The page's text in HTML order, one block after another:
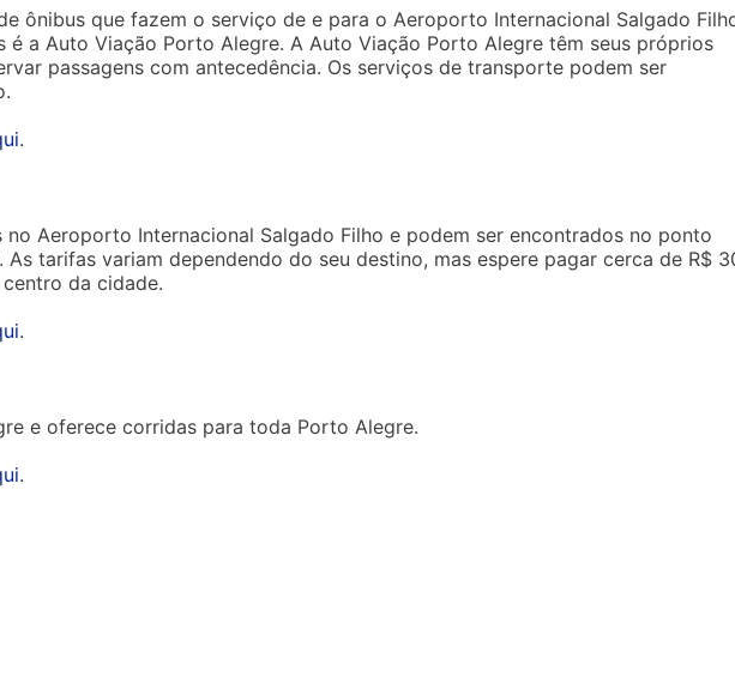
ônibus que fazem o serviço de e para o Aeroporto Internacional Salgado
é a Auto Viação Porto Alegre. A Auto Viação Porto Alegre têm seus próprios
passagens com antecedência. Os serviços de transporte podem ser
.
no Aeroporto Internacional Salgado Filho e podem ser encontrados no ponto
As tarifas variam dependendo do seu destino, mas espere pagar cerca de R$
da cidade.
.
e oferece corridas para toda Porto Alegre.
.